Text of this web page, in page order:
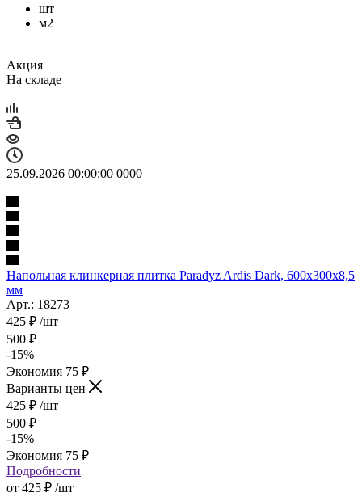
шт
м2
Акция
На складе
25.09.2026 00:00:00 0000
Напольная клинкерная плитка Paradyz Ardis Dark, 600x300x8,5
мм
Арт.: 18273
425 ₽ /шт
500 ₽
-15%
Экономия 75 ₽
Варианты цен
425 ₽ /шт
500 ₽
-15%
Экономия 75 ₽
Подробности
от 425 ₽ /шт